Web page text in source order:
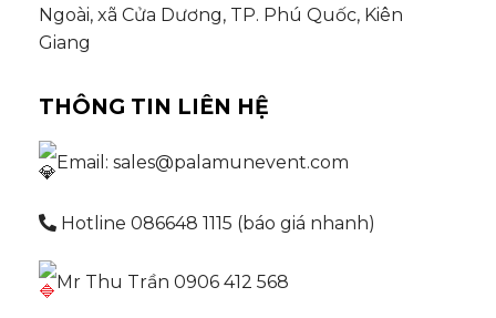
Ngoài, xã Cửa Dương, TP. Phú Quốc, Kiên
Giang
THÔNG TIN LIÊN HỆ
Email: sales@palamunevent.com
Hotline 086648 1115 (báo giá nhanh)
Mr Thu Trần 0906 412 568